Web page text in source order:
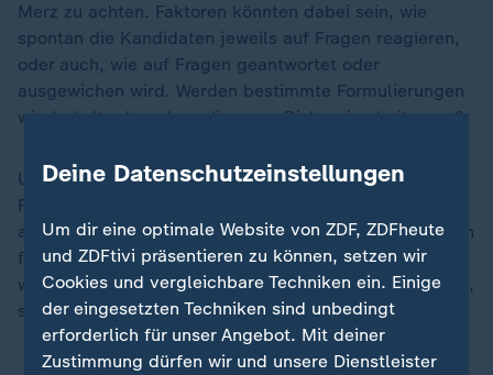
Merz zu achten. Faktoren könnten dabei sein, wie
spontan die Kandidaten jeweils auf Fragen reagieren,
oder auch, wie auf Fragen geantwortet oder
ausgewichen wird. Werden bestimmte Formulierungen
wiederholt, ohne dass diese zur Diskussion beitragen?
Und: Wie reden die beiden eigentlich miteinander?
Fallen sie sich gegenseitig ins Wort, sind sie sehr
abweisend gegenüber dem Gegner oder zeigen sie sich
freundschaftlich? Auch diese Aspekte könnten zeigen,
was die Kandidaten eigentlich für ein Typ Mensch sind,
sagt Kramer.
Deine Datenschutzeinstellungen
Um dir eine optimale Website von ZDF, ZDFheute
und ZDFtivi präsentieren zu können, setzen wir
Cookies und vergleichbare Techniken ein. Einige
der eingesetzten Techniken sind unbedingt
erforderlich für unser Angebot. Mit deiner
Zustimmung dürfen wir und unsere Dienstleister